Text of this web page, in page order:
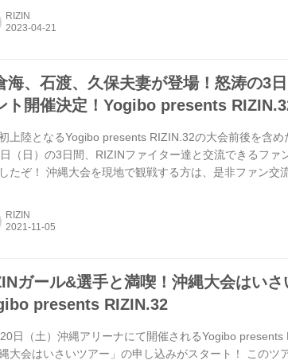
ノベルティ、そしてRIZINファイターの参加が決まってい
ーなどイベント参加権が付いているぞ！ 超お得な北海
RIZIN
海、石渡、久保夫妻が登場！怒涛の3
ト開催決定！Yogibo presents
上陸となるYogibo presents RIZIN.32の大会前後を含め
（日）の3日間、RIZINファイター達と交流できるファ
たぞ！ 沖縄大会を現地で観戦する方は、是非ファン交
備考 11/19（金） FRYDAYプラン 15:00～16:00（予定）
前夜祭 ※非公開 コージービーチクラブ ※ご参加される
RIZIN
ガール&選手と満喫！沖縄大会はいさ
presents RIZIN.32
日（土）沖縄アリーナにて開催されるYogibo presents
縄大会はいさいツアー」の申し込みがスタート！ このツ